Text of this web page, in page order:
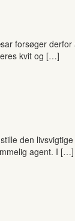
forsøger derfor
kvit og […]
den
agent. I […]